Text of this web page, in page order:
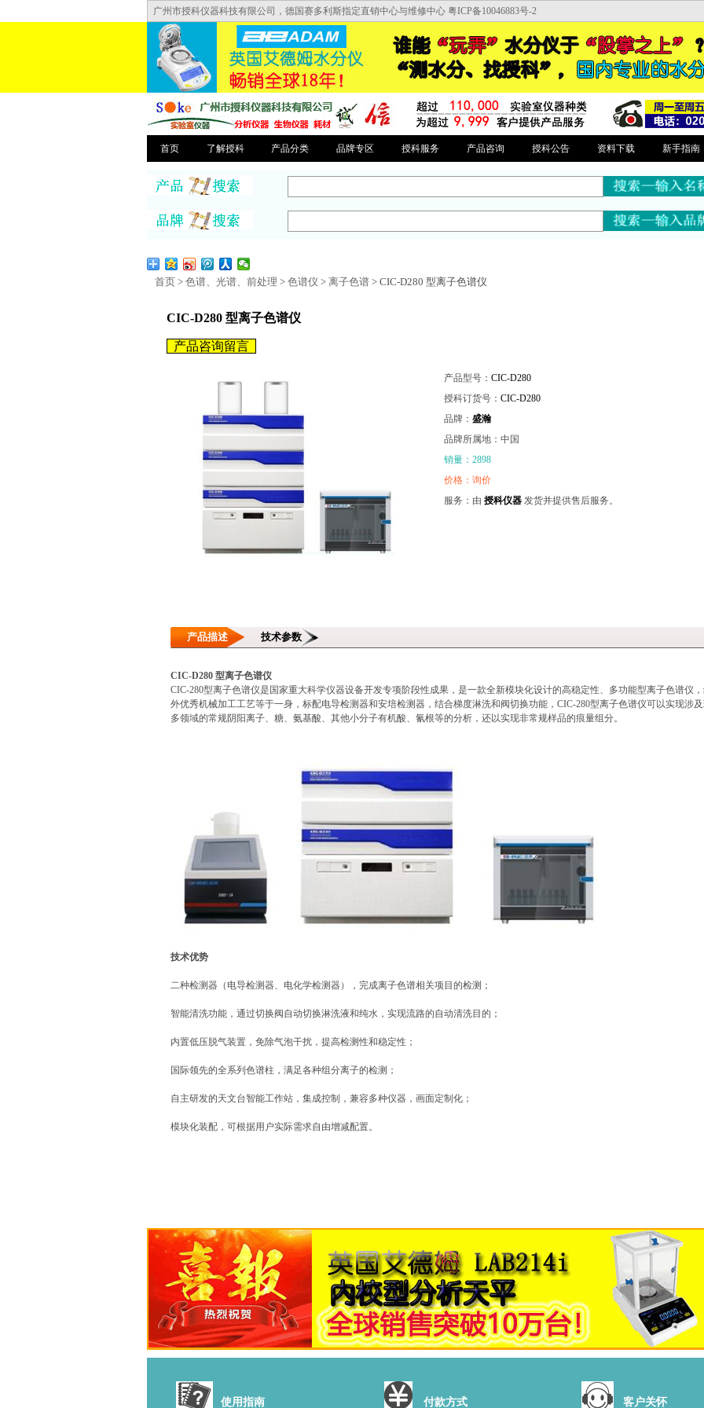
广州市授科仪器科技有限公司，德国赛多利斯指定直销中心与维修中心 粤ICP备10046883号-2
首页 了解授科 产品分类 品牌专区 授科服务 产品咨询 授科公告 资料下载 新手指南
首页> 色谱、光谱、前处理 > 色谱仪 > 离子色谱> CIC-D280 型离子色谱仪
CIC-D280 型离子色谱仪
产品咨询留言
产品型号： CIC-D280
授科订货号： CIC-D280
品牌： 盛瀚
品牌所属地：中国
销量：2898
价格：询价
服务：由 授科仪器 发货并提供售后服务。
产品描述 技术参数
CIC-D280 型离子色谱仪
CIC-280型离子色谱仪是国家重大科学仪器设备开发专项阶段性成果，是一款全新模块化设计的高稳定性、多功能型离子色谱仪
外优秀机械加工工艺等于一身，标配电导检测器和安培检测器，结合梯度淋洗和阀切换功能，CIC-280型离子色谱仪可以实现涉
多领域的常规阴阳离子、糖、氨基酸、其他小分子有机酸、氰根等的分析，还以实现非常规样品的痕量组分。
技术优势
二种检测器（电导检测器、电化学检测器），完成离子色谱相关项目的检测；
智能清洗功能，通过切换阀自动切换淋洗液和纯水，实现流路的自动清洗目的；
内置低压脱气装置，免除气泡干扰，提高检测性和稳定性；
国际领先的全系列色谱柱，满足各种组分离子的检测；
自主研发的天文台智能工作站，集成控制，兼容多种仪器，画面定制化；
模块化装配，可根据用户实际需求自由增减配置。
使用指南 付款方式 客户关怀